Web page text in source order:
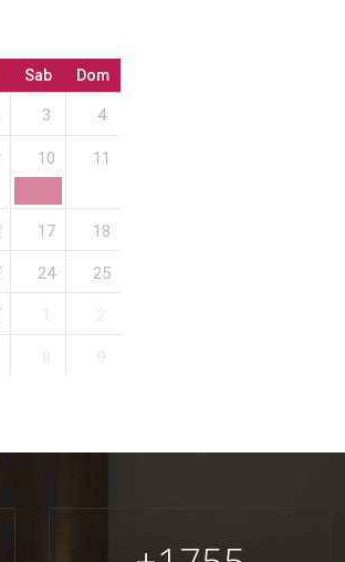
Sab Dom
3 4
10 11
17 18
24 25